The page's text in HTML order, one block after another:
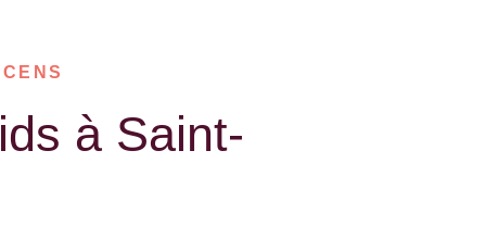
à Saint-